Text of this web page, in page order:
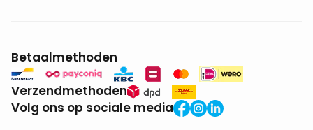
Betaalmethoden
Verzendmethoden
Volg ons op sociale media